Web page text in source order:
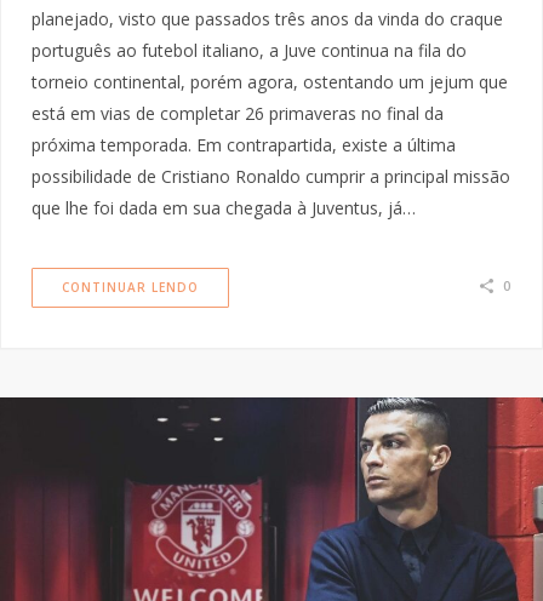
planejado, visto que passados três anos da vinda do craque
português ao futebol italiano, a Juve continua na fila do
torneio continental, porém agora, ostentando um jejum que
está em vias de completar 26 primaveras no final da
próxima temporada. Em contrapartida, existe a última
possibilidade de Cristiano Ronaldo cumprir a principal missão
que lhe foi dada em sua chegada à Juventus, já…
CONTINUAR LENDO 0